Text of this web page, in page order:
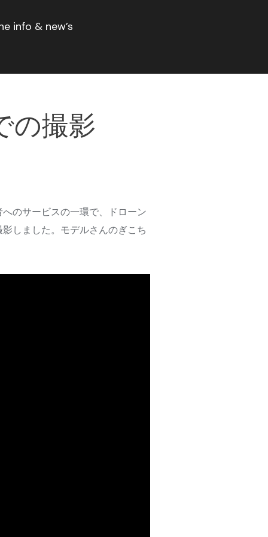
info & new’s
の撮影
のサービスの一環で、ドローン
しました。モデルさんのぎこち